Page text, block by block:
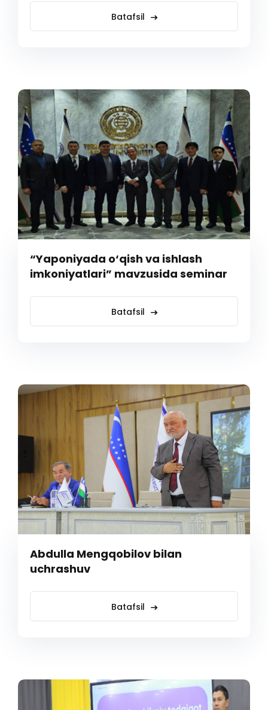
Batafsil
“Yaponiyada o‘qish va ishlash
imkoniyatlari” mavzusida seminar
Batafsil
Abdulla Mengqobilov bilan
uchrashuv
Batafsil